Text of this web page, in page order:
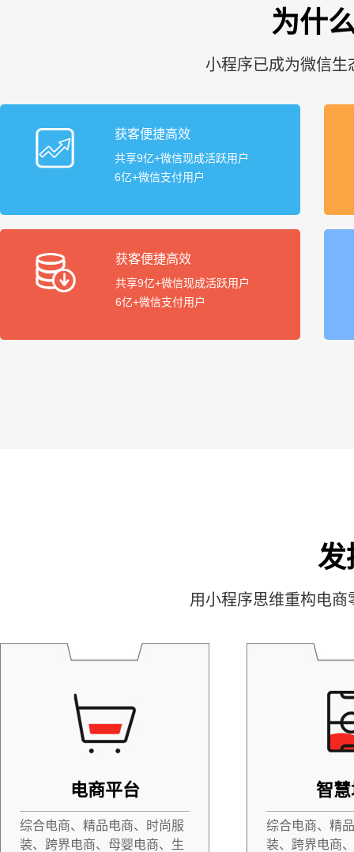
为什
小程序已成为微信
获客便捷高效
共享9亿+微信现成活跃用户
6亿+微信支付用户
获客便捷高效
共享9亿+微信现成活跃用户
6亿+微信支付用户
发
用小程序思维重构电
电商平台
综合电商、精品电商、时尚服
装、跨界电商、母婴电商、生
智
综合电商、精
装、跨界电商